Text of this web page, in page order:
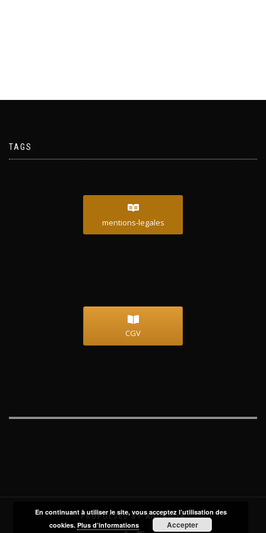
TAGS
mentions-legales
CGV
PROPULSED BY ANUANUA
En continuant à utiliser le site, vous acceptez l’utilisation des
cookies.Plus d’informations Accepter